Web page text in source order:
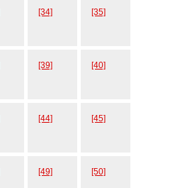
[34] [35]
[39] [40]
[44] [45]
[49] [50]